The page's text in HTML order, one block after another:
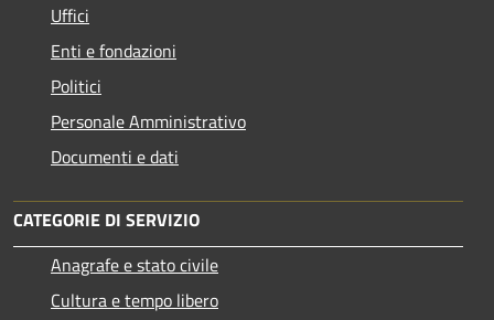
Uffici
Enti e fondazioni
Politici
Personale Amministrativo
Documenti e dati
CATEGORIE DI SERVIZIO
Anagrafe e stato civile
Cultura e tempo libero